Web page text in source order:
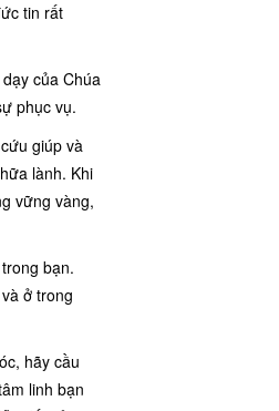
tin rất
của Chúa
phục vụ.
giúp và
lành. Khi
vững vàng,
bạn.
ở trong
hãy cầu
linh bạn